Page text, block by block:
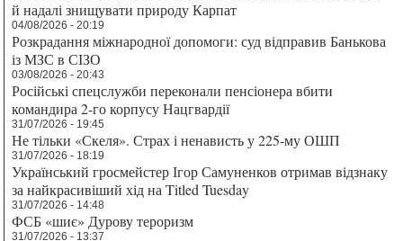
й надалі знищувати природу Карпат
04/08/2026 - 20:19
Розкрадання міжнародної допомоги: суд відправив Банькова
із МЗС в СІЗО
03/08/2026 - 20:43
Російські спецслужби переконали пенсіонера вбити
командира 2-го корпусу Нацгвардії
31/07/2026 - 19:45
Не тільки «Скеля». Страх і ненависть у 225-му ОШП
31/07/2026 - 18:19
Український гросмейстер Ігор Самуненков отримав відзнаку
за найкрасивіший хід на Titled Tuesday
31/07/2026 - 14:48
ФСБ «шиє» Дурову тероризм
31/07/2026 - 13:37